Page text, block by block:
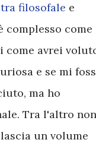
filosofale e
complesso come
avrei
e se mi
ma ho
Tra l'altro non
un volume